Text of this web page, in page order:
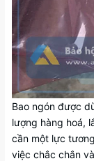
Bao ngón được
lượng hàng hoá,
cần một lực
việc chắc chắn